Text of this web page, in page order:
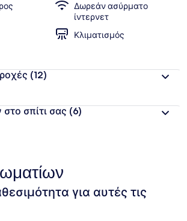
Δωρεάν ασύρματο
ίντερνετ
Κλιματισμός
(12)
σπίτι σας (6)
για αυτές τις